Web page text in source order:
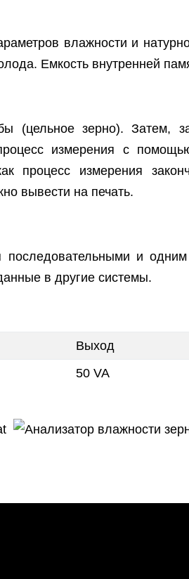
влажности и
Емкость внутренней
(цельное зерно). Затем,
измерения с
процесс измерения
вывести на печать.
и
в другие системы.
Выход
50 VA